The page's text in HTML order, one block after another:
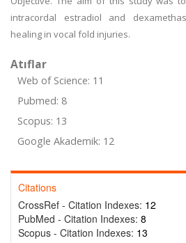
intracordal estradiol and
healing in vocal fold injuries.
Atıflar
Web of Science: 11
Pubmed: 8
Scopus: 13
Google Akademik: 12
Citations
CrossRef - Citation Indexes: 12
PubMed - Citation Indexes: 8
Scopus - Citation Indexes: 13